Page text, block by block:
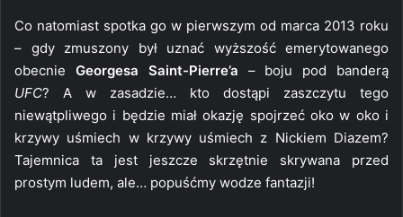
Co natomiast spotka go w pierwszym od marca 2013 roku
– gdy zmuszony był uznać wyższość emerytowanego
obecnie Georgesa Saint-Pierre’a – boju pod banderą
UFC? A w zasadzie… kto dostąpi zaszczytu tego
niewątpliwego i będzie miał okazję spojrzeć oko w oko i
krzywy uśmiech w krzywy uśmiech z Nickiem Diazem?
Tajemnica ta jest jeszcze skrzętnie skrywana przed
prostym ludem, ale… popuśćmy wodze fantazji!